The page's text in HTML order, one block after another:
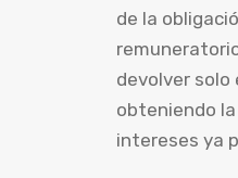
de la
devolver
obteniendo
intereses ya